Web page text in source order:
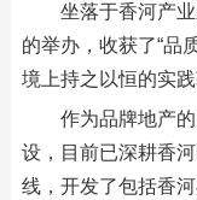
坐落于香河产
的举办，收获了“品
境上持之以恒的实
作为品牌地产
设，目前已深耕香
线，开发了包括香